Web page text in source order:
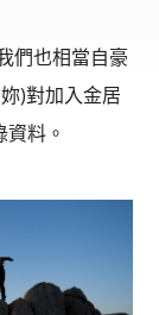
們也相當自豪
)對加入金居
料。